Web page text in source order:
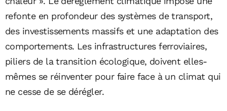
refonte en profondeur des systèmes de transport,
des investissements massifs et une adaptation des
comportements. Les infrastructures ferroviaires,
piliers de la transition écologique, doivent elles-
mêmes se réinventer pour faire face à un climat qui
ne cesse de se dérégler.